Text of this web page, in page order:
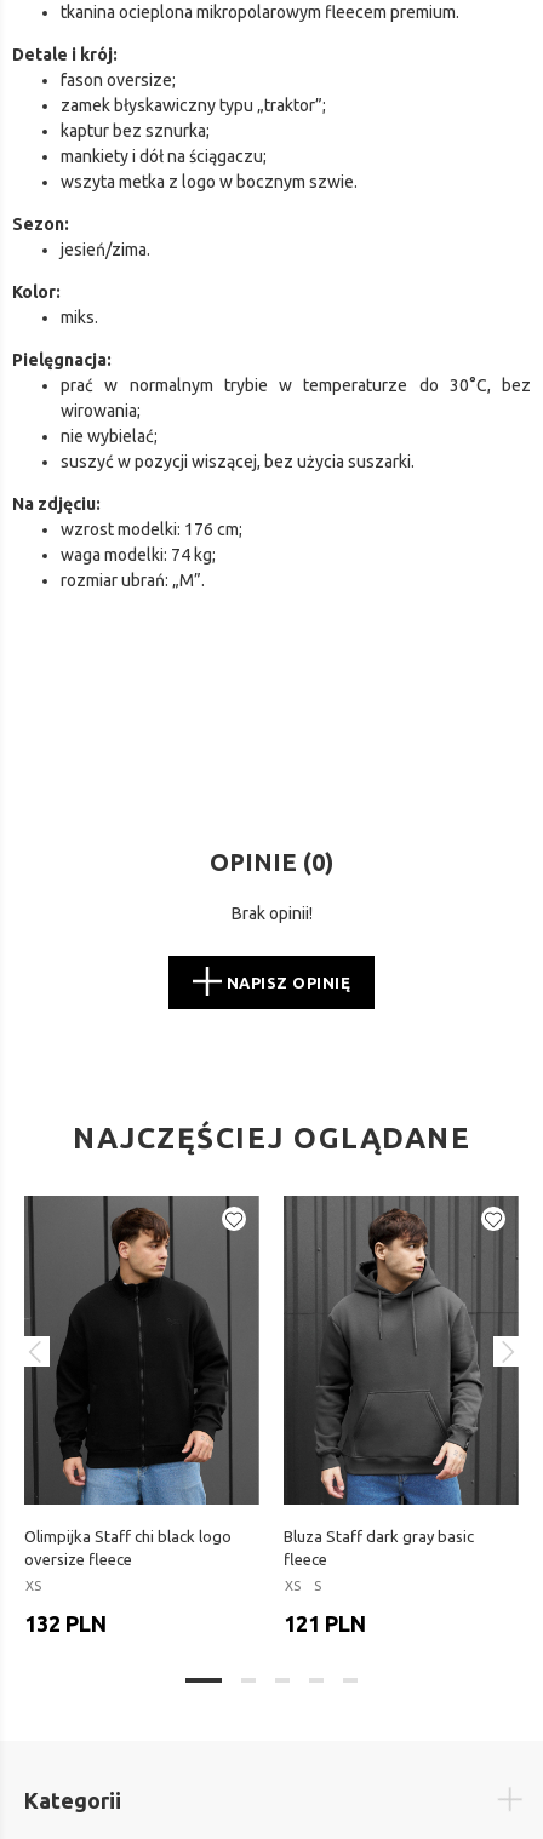
tkanina ocieplona mikropolarowym fleecem premium.
Detale i krój:
fason oversize;
zamek błyskawiczny typu „traktor”;
kaptur bez sznurka;
mankiety i dół na ściągaczu;
wszyta metka z logo w bocznym szwie.
Sezon:
jesień/zima.
Kolor:
miks.
Pielęgnacja:
prać w normalnym trybie w temperaturze do 30°C, bez
wirowania;
nie wybielać;
suszyć w pozycji wiszącej, bez użycia suszarki.
Na zdjęciu:
wzrost modelki: 176 cm;
waga modelki: 74 kg;
rozmiar ubrań: „M”.
OPINIE (0)
Brak opinii!
NAPISZ OPINIĘ
NAJCZĘŚCIEJ OGLĄDANE
Olimpijka Staff chi black logo
oversize fleece
XS
132 PLN
Bluza Staff dark gray basic
fleece
XS S
121 PLN
Kategorii